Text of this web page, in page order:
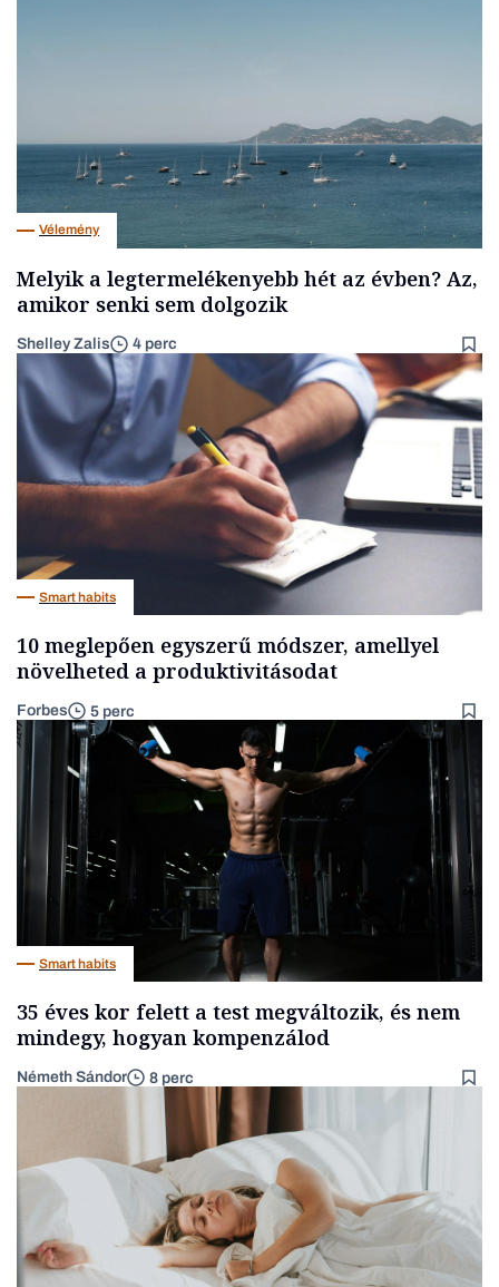
Vélemény
Melyik a legtermelékenyebb hét az évben? Az,
amikor senki sem dolgozik
Shelley Zalis 4 perc
Smart habits
10 meglepően egyszerű módszer, amellyel
növelheted a produktivitásodat
Forbes 5 perc
Smart habits
35 éves kor felett a test megváltozik, és nem
mindegy, hogyan kompenzálod
Németh Sándor 8 perc